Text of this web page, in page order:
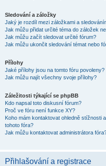
Sledování a záložky
Jaký je rozdíl mezi záložkami a
Jak můžu přidat určité téma do záložek
Jak můžu začít sledovat určité fórum?
Jak můžu ukončit sledování témat nebo
Přílohy
Jaké přílohy jsou na tomto fóru povoleny?
Jak můžu najít všechny svoje přílohy?
Záležitosti týkající se phpBB
Kdo napsal toto diskusní fórum?
Proč ve fóru není funkce XY?
Koho mám kontaktovat ohledně
tohoto fóra?
Jak můžu kontaktovat administrátora
Přihlašování a registrace